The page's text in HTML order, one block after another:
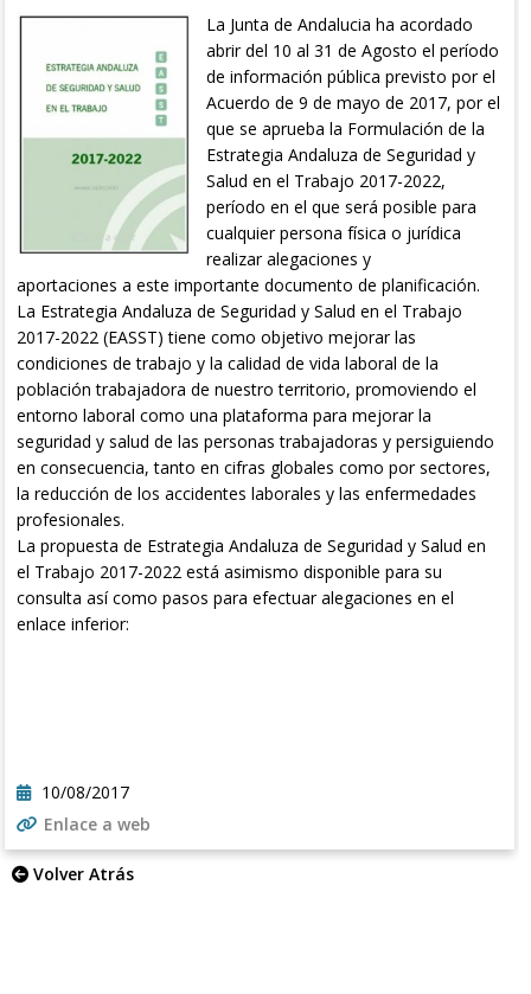
La Junta de Andalucia ha acordado
abrir del 10 al 31 de Agosto el período
de información pública previsto por el
Acuerdo de 9 de mayo de 2017, por el
que se aprueba la Formulación de la
Estrategia Andaluza de Seguridad y
Salud en el Trabajo 2017-2022,
período en el que será posible para
cualquier persona física o jurídica
realizar alegaciones y
aportaciones a este importante documento de planificación.
La Estrategia Andaluza de Seguridad y Salud en el Trabajo
2017-2022 (EASST) tiene como objetivo mejorar las
condiciones de trabajo y la calidad de vida laboral de la
población trabajadora de nuestro territorio, promoviendo el
entorno laboral como una plataforma para mejorar la
seguridad y salud de las personas trabajadoras y persiguiendo
en consecuencia, tanto en cifras globales como por sectores,
la reducción de los accidentes laborales y las enfermedades
profesionales.
La propuesta de Estrategia Andaluza de Seguridad y Salud en
el Trabajo 2017-2022 está asimismo disponible para su
consulta así como pasos para efectuar alegaciones en el
enlace inferior:
10/08/2017
Enlace a web
Volver Atrás